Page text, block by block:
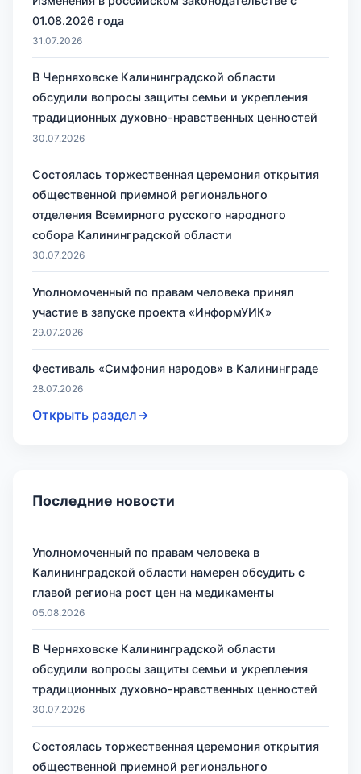
01.08.2026 года
31.07.2026
В Черняховске Калининградской области
обсудили вопросы защиты семьи и укрепления
традиционных духовно-нравственных ценностей
30.07.2026
Состоялась торжественная церемония открытия
общественной приемной регионального
отделения Всемирного русского народного
собора Калининградской области
30.07.2026
Уполномоченный по правам человека принял
участие в запуске проекта «ИнформУИК»
29.07.2026
Фестиваль «Симфония народов» в Калининграде
28.07.2026
Открыть раздел
Последние новости
Уполномоченный по правам человека в
Калининградской области намерен обсудить с
главой региона рост цен на медикаменты
05.08.2026
В Черняховске Калининградской области
обсудили вопросы защиты семьи и укрепления
традиционных духовно-нравственных ценностей
30.07.2026
Состоялась торжественная церемония открытия
общественной приемной регионального